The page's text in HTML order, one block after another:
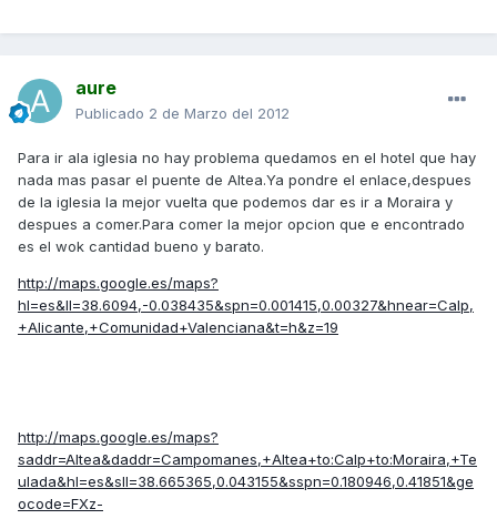
aure
Publicado 2 de Marzo del 2012
Para ir ala iglesia no hay problema quedamos en el hotel que hay
nada mas pasar el puente de Altea.Ya pondre el enlace,despues
de la iglesia la mejor vuelta que podemos dar es ir a Moraira y
despues a comer.Para comer la mejor opcion que e encontrado
es el wok cantidad bueno y barato.
http://maps.google.es/maps?
hl=es&ll=38.6094,-0.038435&spn=0.001415,0.00327&hnear=Calp,
+Alicante,+Comunidad+Valenciana&t=h&z=19
http://maps.google.es/maps?
saddr=Altea&daddr=Campomanes,+Altea+to:Calp+to:Moraira,+Te
ulada&hl=es&sll=38.665365,0.043155&sspn=0.180946,0.41851&ge
ocode=FXz-